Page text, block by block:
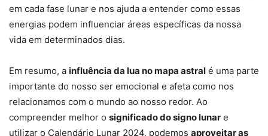
em cada fase lunar e nos ajuda a entender como essas
energias podem influenciar áreas específicas da nossa
vida em determinados dias.
Em resumo, a influência da lua no mapa astral é uma parte
importante do nosso ser emocional e afeta como nos
relacionamos com o mundo ao nosso redor. Ao
compreender melhor o significado do signo lunar e
utilizar o Calendário Lunar 2024, podemos aproveitar as